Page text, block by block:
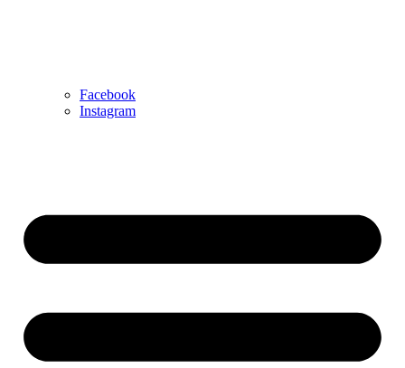
Facebook
Instagram